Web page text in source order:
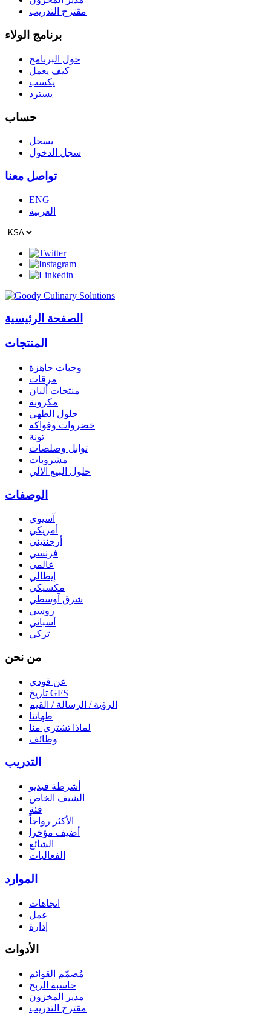
مقترح التدريب
برنامج الولاء
حول البرنامج
كيف يعمل
يكسب
يسترد
حساب
يسجل
سجل الدخول
تواصل معنا
ENG
العربية
الصفحة الرئيسية
المنتجات
وجبات جاهزة
مرقات
منتجات ألبان
مكرونة
حلول الطهي
خضروات وفواكه
تونة
توابل وصلصات
مشروبات
حلول البيع الآلي
الوصفات
آسيوي
أمريكي
أرجنتيني
فرنسي
عالمي
إيطالي
مكسيكي
شرق آوسطي
روسي
أسباني
تركي
من نحن
عن قودي
تاريخ GFS
الرؤية / الرسالة / القيم
طهاتنا
لماذا تشتري منا
وظائف
التدريب
أشرطة فيديو
الشيف الخاص
فئة
الأكثر رواجاً
أضيف مؤخرا
الشائع
الفعاليات
الموارد
اتجاهات
عمل
إدارة
الأدوات
مُصمّم القوائم
حاسبة الربح
مدير المخزون
مقترح التدريب